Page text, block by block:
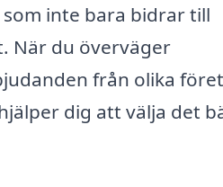
inte bara bidrar till
När du överväger
från olika
dig att välja det